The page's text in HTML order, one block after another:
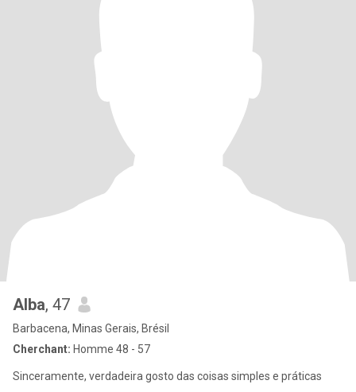
Alba, 47
Barbacena, Minas Gerais, Brésil
Cherchant: Homme 48 - 57
Sinceramente, verdadeira gosto das coisas simples e práticas